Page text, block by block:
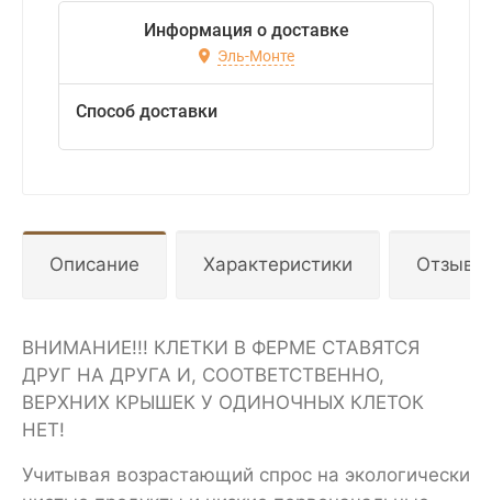
Информация о доставке
Эль-Монте
Способ доставки
Описание Характеристики
ВНИМАНИЕ!!! КЛЕТКИ В ФЕРМЕ СТАВЯТСЯ
ДРУГ НА ДРУГА И, СООТВЕТСТВЕННО,
ВЕРХНИХ КРЫШЕК У ОДИНОЧНЫХ КЛЕТОК
НЕТ!
Учитывая возрастающий спрос на экологически